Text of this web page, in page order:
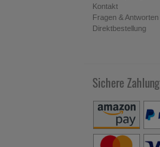
Kontakt
Fragen & Antworten
Direktbestellung
Sichere Zahlung